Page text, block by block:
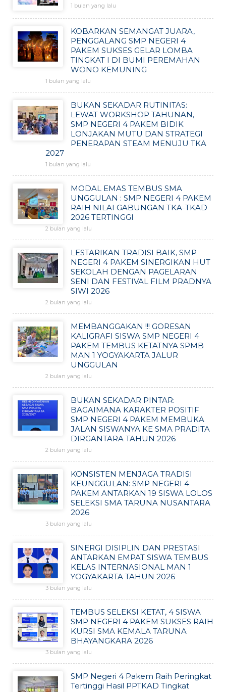
1 bulan yang lalu
KOBARKAN SEMANGAT JUARA,
PENGGALANG SMP NEGERI 4
PAKEM SUKSES GELAR LOMBA
TINGKAT I DI BUMI PEREMAHAN
WONO KEMUNING
1 bulan yang lalu
BUKAN SEKADAR RUTINITAS:
LEWAT WORKSHOP TAHUNAN,
SMP NEGERI 4 PAKEM BIDIK
LONJAKAN MUTU DAN STRATEGI
PENERAPAN STEAM MENUJU TKA
2027
1 bulan yang lalu
MODAL EMAS TEMBUS SMA
UNGGULAN : SMP NEGERI 4 PAKEM
RAIH NILAI GABUNGAN TKA-TKAD
2026 TERTINGGI
2 bulan yang lalu
LESTARIKAN TRADISI BAIK, SMP
NEGERI 4 PAKEM SINERGIKAN HUT
SEKOLAH DENGAN PAGELARAN
SENI DAN FESTIVAL FILM PRADNYA
SIWI 2026
2 bulan yang lalu
MEMBANGGAKAN !!! GORESAN
KALIGRAFI SISWA SMP NEGERI 4
PAKEM TEMBUS KETATNYA SPMB
MAN 1 YOGYAKARTA JALUR
UNGGULAN
2 bulan yang lalu
BUKAN SEKADAR PINTAR:
BAGAIMANA KARAKTER POSITIF
SMP NEGERI 4 PAKEM MEMBUKA
JALAN SISWANYA KE SMA PRADITA
DIRGANTARA TAHUN 2026
2 bulan yang lalu
KONSISTEN MENJAGA TRADISI
KEUNGGULAN: SMP NEGERI 4
PAKEM ANTARKAN 19 SISWA LOLOS
SELEKSI SMA TARUNA NUSANTARA
2026
3 bulan yang lalu
SINERGI DISIPLIN DAN PRESTASI
ANTARKAN EMPAT SISWA TEMBUS
KELAS INTERNASIONAL MAN 1
YOGYAKARTA TAHUN 2026
3 bulan yang lalu
TEMBUS SELEKSI KETAT, 4 SISWA
SMP NEGERI 4 PAKEM SUKSES RAIH
KURSI SMA KEMALA TARUNA
BHAYANGKARA 2026
3 bulan yang lalu
SMP Negeri 4 Pakem Raih Peringkat
Tertinggi Hasil PPTKAD Tingkat